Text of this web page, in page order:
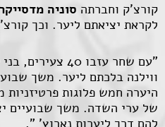
קורצ'ק וחברתה סוניה
לקראת יציאתם ליער. וכך
"עם שחר עזבו 40
ווילנה בלכתם ליער. משך
היערה חמש פלוגות פרטיזניות
להם דרך ליערות נארוץ' ".